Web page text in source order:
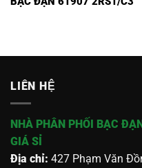
LIÊN HỆ
NHÀ PHÂN PHỐI BẠC
GIÁ SỈ
Địa chỉ: 427 Phạm Văn